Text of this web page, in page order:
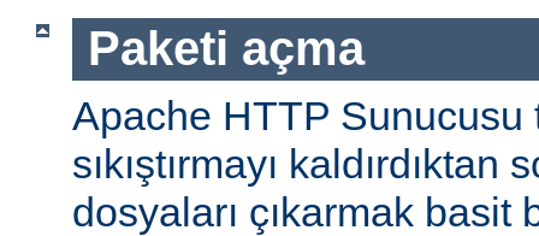
Paketi açma
Apache HTTP Sunucusu
sıkıştırmayı
dosyaları çıkarmak basit